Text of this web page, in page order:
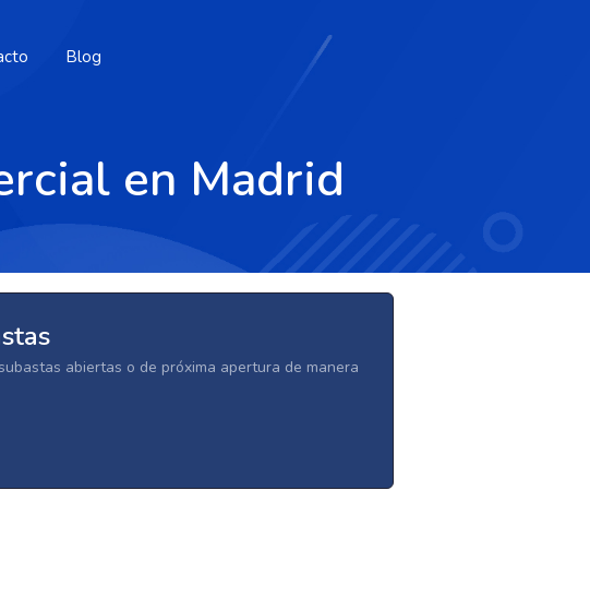
Blog
en Madrid
abiertas o de próxima apertura de manera